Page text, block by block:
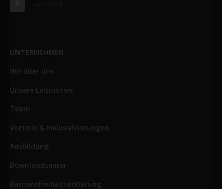
UNTERNEHMEN
Wir über uns
Unsere Leitmotive
Team
Vorteile & Inklusivleistungen
Ausbildung
Downloadcenter
Barrierefreiheitserklärung